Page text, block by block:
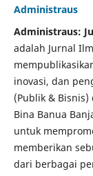
Administraus
Administraus:
adalah Jurnal
inovasi, dan
(Publik &
Bina Banua
untuk
memberikan
dari berbagai